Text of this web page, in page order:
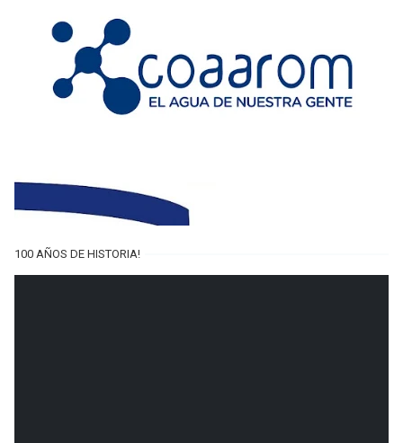
100 AÑOS DE HISTORIA!